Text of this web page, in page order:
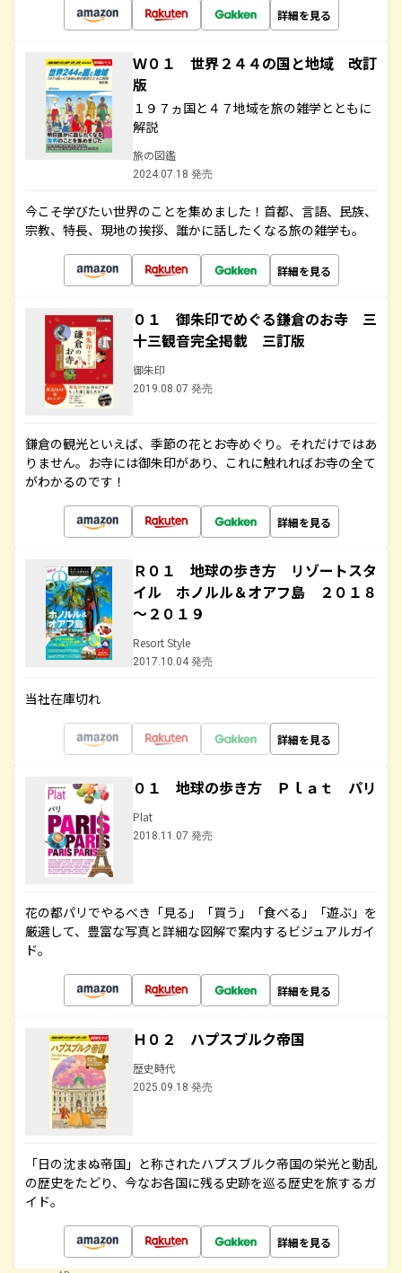
詳細を見る
Ｗ０１ 世界２４４の国と地域 改訂
版
１９７ヵ国と４７地域を旅の雑学とともに
解説
旅の図鑑
2024.07.18 発売
今こそ学びたい世界のことを集めました！首都、言語、民族、
宗教、特長、現地の挨拶、誰かに話したくなる旅の雑学も。
詳細を見る
０１ 御朱印でめぐる鎌倉のお寺 三
十三観音完全掲載 三訂版
御朱印
2019.08.07 発売
鎌倉の観光といえば、季節の花とお寺めぐり。それだけではあ
りません。お寺には御朱印があり、これに触れればお寺の全て
がわかるのです！
詳細を見る
Ｒ０１ 地球の歩き方 リゾートスタ
イル ホノルル＆オアフ島 ２０１８
～２０１９
Resort Style
2017.10.04 発売
当社在庫切れ
詳細を見る
０１ 地球の歩き方 Ｐｌａｔ パリ
Plat
2018.11.07 発売
花の都パリでやるべき「見る」「買う」「食べる」「遊ぶ」を
厳選して、豊富な写真と詳細な図解で案内するビジュアルガイ
ド。
詳細を見る
Ｈ０２ ハプスブルク帝国
歴史時代
2025.09.18 発売
「日の沈まぬ帝国」と称されたハプスブルク帝国の栄光と動乱
の歴史をたどり、今なお各国に残る史跡を巡る歴史を旅するガ
イド。
詳細を見る